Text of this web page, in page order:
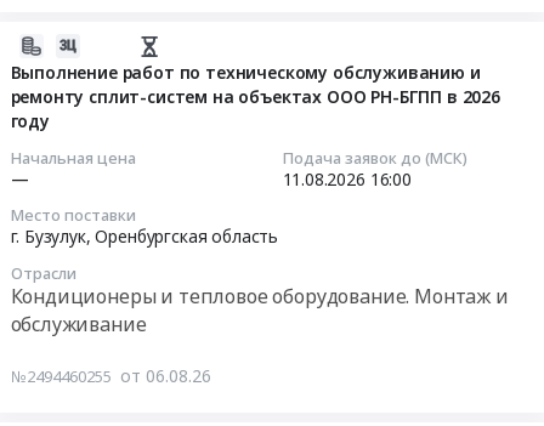
8455182-
8427932-
Выполнение работ по техническому обслуживанию и
ремонту сплит-систем на объектах ООО РН-БГПП в 2026
году
Начальная цена
—
Подача заявок до (МСК)
11.08.2026 16:00
Место поставки
г. Бузулук,Оренбургская область
Отрасли
Кондиционеры и тепловое оборудование. Монтаж и
обслуживание
№2494460255 от 06.08.26